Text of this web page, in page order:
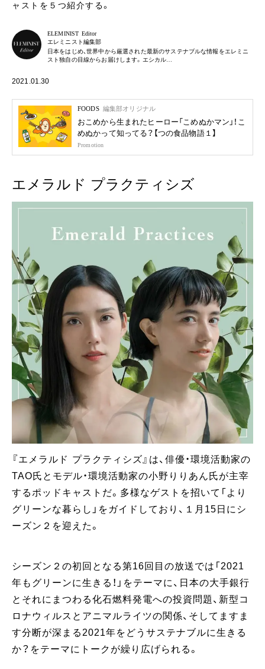
ャストを５つ紹介する。
ELEMINIST Editor
エレミニスト編集部
日本をはじめ、世界中から厳選された最新のサステナブルな情報をエレミニ
スト独自の目線からお届けします。エシカル…
2021.01.30
FOODS 編集部オリジナル
おこめから生まれたヒーロー「こめぬかマン」！こ
めぬかって知ってる？【つの食品物語１】
Promotion
エメラルド プラクティシズ
『エメラルド プラクティシズ』は、俳優・環境活動家の
TAO氏とモデル・環境活動家の小野りりあん氏が主宰
するポッドキャストだ。多様なゲストを招いて「より
グリーンな暮らし」をガイドしており、１月15日にシ
ーズン２を迎えた。
シーズン２の初回となる第16回目の放送では「2021
年もグリーンに生きる！」をテーマに、日本の大手銀行
とそれにまつわる化石燃料発電への投資問題、新型コ
ロナウィルスとアニマルライツの関係、そしてますま
す分断が深まる2021年をどうサステナブルに生きる
か？をテーマにトークが繰り広げられる。